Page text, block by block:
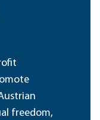
freedom,